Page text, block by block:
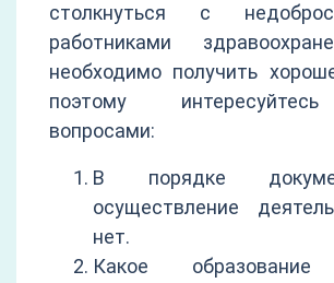
столкнуться с
работниками
необходимо получить
поэтому
вопросами:
В порядке
осуществление
нет.
Какое образование